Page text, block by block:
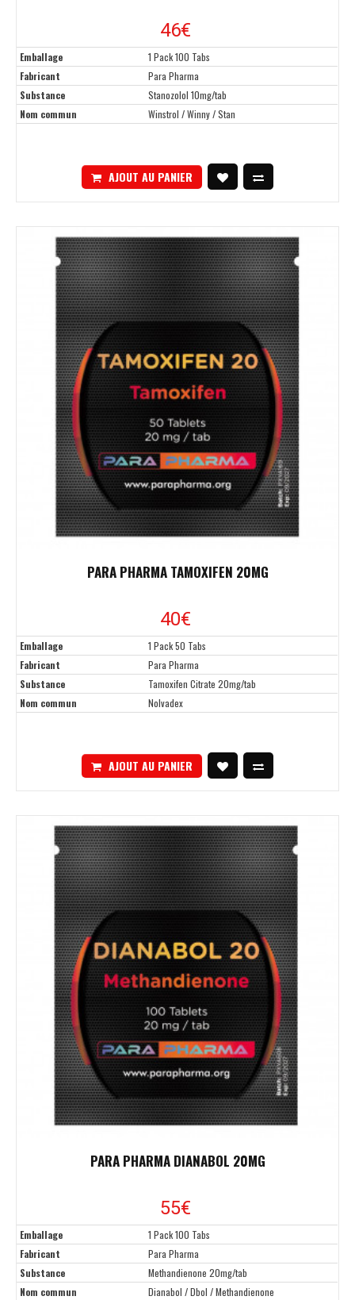
46€
Emballage
1 Pack 100 Tabs
Fabricant
Para Pharma
Substance
Stanozolol 10mg/tab
Nom commun
Winstrol / Winny / Stan
AJOUT AU PANIER
PARA PHARMA TAMOXIFEN 20MG
40€
Emballage
1 Pack 50 Tabs
Fabricant
Para Pharma
Substance
Tamoxifen Citrate 20mg/tab
Nom commun
Nolvadex
AJOUT AU PANIER
PARA PHARMA DIANABOL 20MG
55€
Emballage
1 Pack 100 Tabs
Fabricant
Para Pharma
Substance
Methandienone 20mg/tab
Nom commun
Dianabol / Dbol / Methandienone